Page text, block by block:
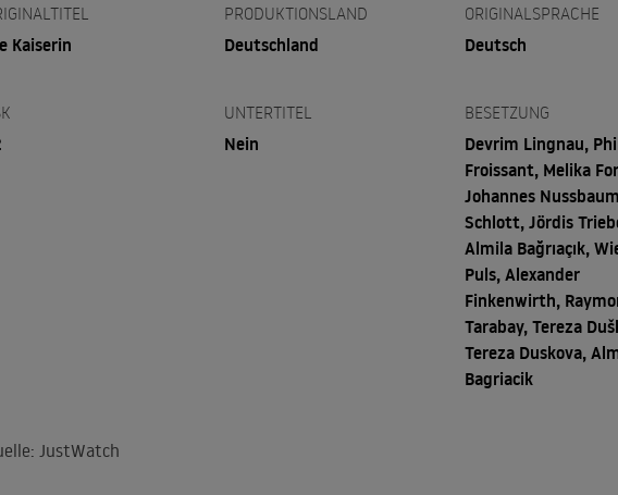
Kaiserin
PRODUKTIONSLAND
Deutschland
ORIGINALSPRACHE
Deutsch
UNTERTITEL
Nein
BESETZUNG
Devrim Lingnau,
Froissant, Melika
Johannes
Schlott, Jördis
Almila Bağrıaçık,
Puls, Alexander
Finkenwirth,
Tarabay, Tereza
Tereza Duskova,
Bagriacik
JustWatch